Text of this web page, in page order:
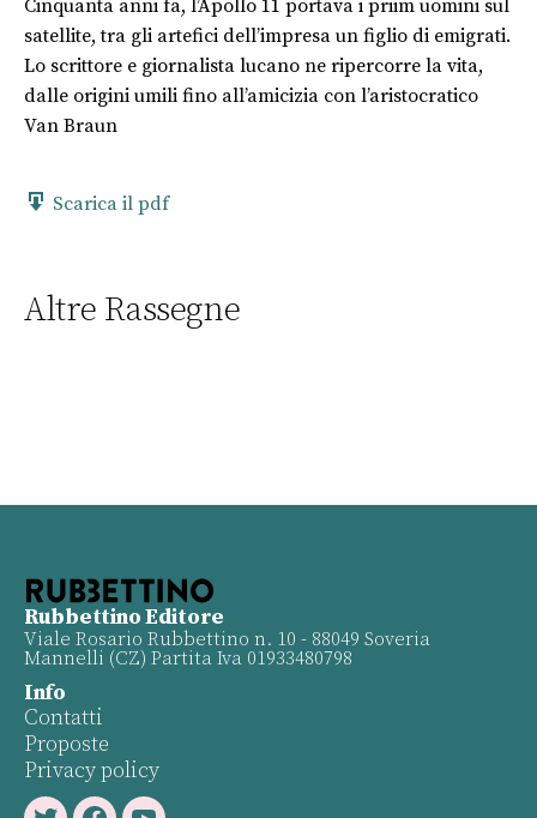
Cinquanta anni fa, l’Apollo 11 portava i priim uomini sul
satellite, tra gli artefici dell’impresa un figlio di emigrati.
Lo scrittore e giornalista lucano ne ripercorre la vita,
dalle origini umili fino all’amicizia con l’aristocratico
Van Braun
Scarica il pdf
Altre Rassegne
Rubbettino Editore
Viale Rosario Rubbettino n. 10 - 88049 Soveria
Mannelli (CZ) Partita Iva 01933480798
Info
Contatti
Proposte
Privacy policy